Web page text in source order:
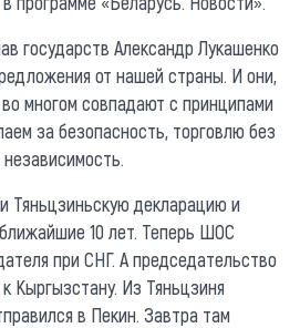
государств Александр Лукашенко
от нашей страны. И они,
многом совпадают с принципами
за безопасность, торговлю без
Тяньцзиньскую декларацию и
10 лет. Теперь ШОС
при СНГ. А председательство
Кыргызстану. Из Тяньцзиня
в Пекин. Завтра там